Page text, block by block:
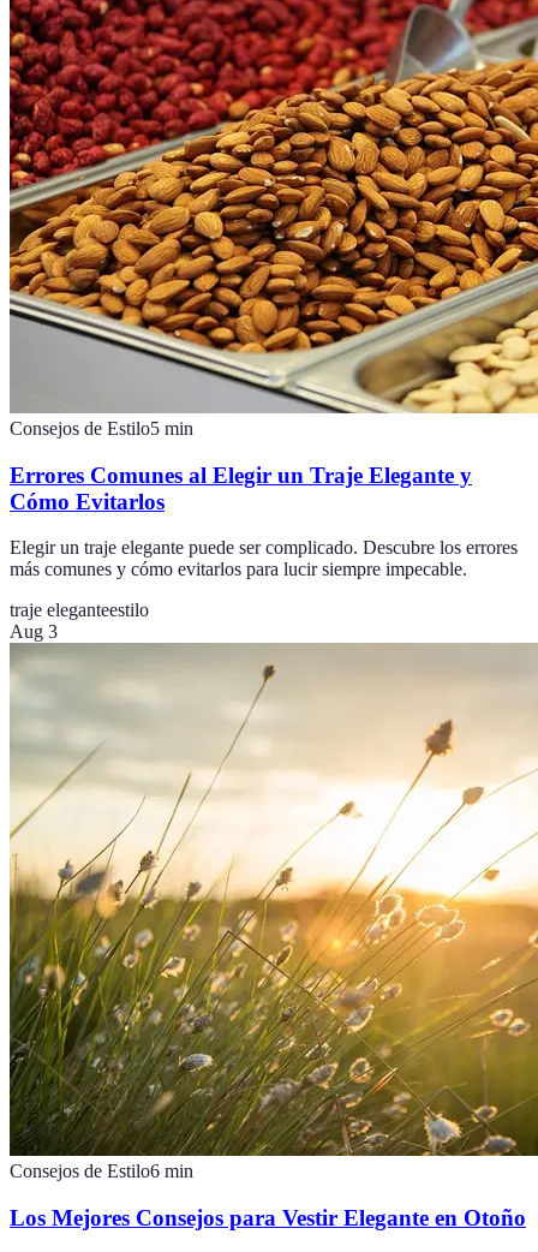
Consejos de Estilo5 min
Errores Comunes al Elegir un Traje Elegante y
Cómo Evitarlos
Elegir un traje elegante puede ser complicado. Descubre los errores
más comunes y cómo evitarlos para lucir siempre impecable.
traje eleganteestilo
Aug 3
Consejos de Estilo6 min
Los Mejores Consejos para Vestir Elegante en Otoño